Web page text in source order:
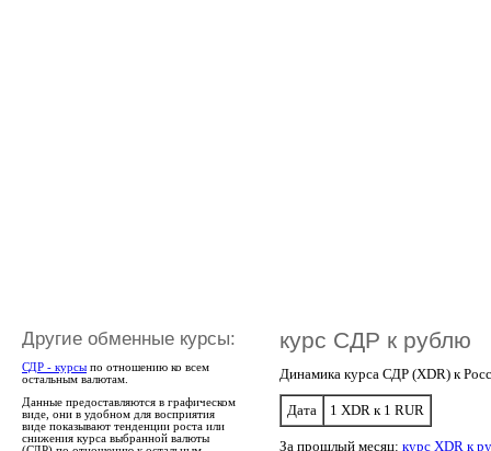
Другие обменные курсы:
СДР - курсы по отношению ко всем
остальным валютам.
Данные предоставляются в графическом
виде, они в удобном для восприятия
виде показывают тенденции роста или
снижения курса выбранной валюты
курс СДР к рублю
Динамика курса СДР (XDR) к
Дата 1 XDR к 1 RUR
За прошлый месяц: курс XDR к